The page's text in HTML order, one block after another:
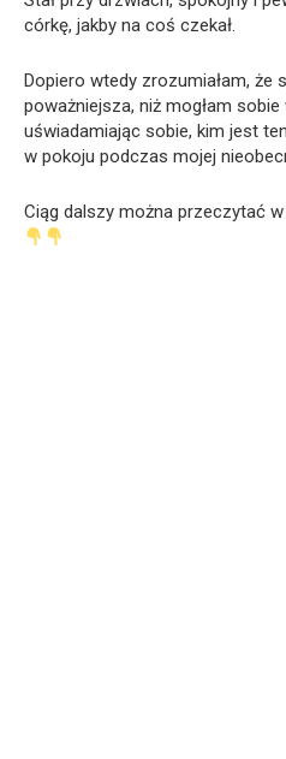
córkę, jakby na coś czekał.
Dopiero wtedy zrozumiałam, że
poważniejsza, niż mogłam
uświadamiając sobie, kim jest
w pokoju podczas mojej
Ciąg dalszy można przeczytać